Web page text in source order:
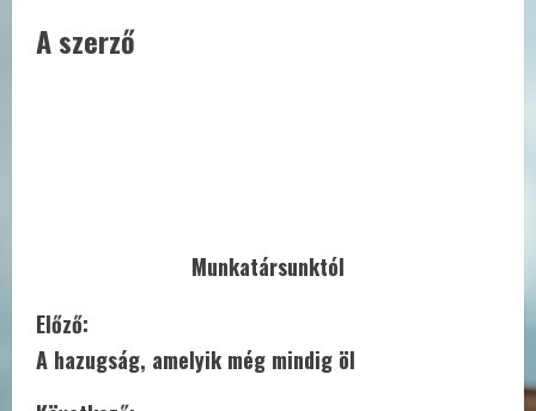
A szerző
Munkatársunktól
C
o
Előző:
A hazugság, amelyik még mindig öl